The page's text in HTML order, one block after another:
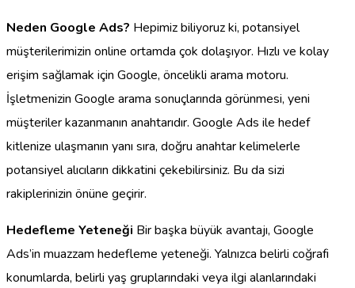
Neden Google Ads? Hepimiz biliyoruz ki, potansiyel
müşterilerimizin online ortamda çok dolaşıyor. Hızlı ve kolay
erişim sağlamak için Google, öncelikli arama motoru.
İşletmenizin Google arama sonuçlarında görünmesi, yeni
müşteriler kazanmanın anahtarıdır. Google Ads ile hedef
kitlenize ulaşmanın yanı sıra, doğru anahtar kelimelerle
potansiyel alıcıların dikkatini çekebilirsiniz. Bu da sizi
rakiplerinizin önüne geçirir.
Hedefleme Yeteneği Bir başka büyük avantajı, Google
Ads’in muazzam hedefleme yeteneği. Yalnızca belirli coğrafi
konumlarda, belirli yaş gruplarındaki veya ilgi alanlarındaki